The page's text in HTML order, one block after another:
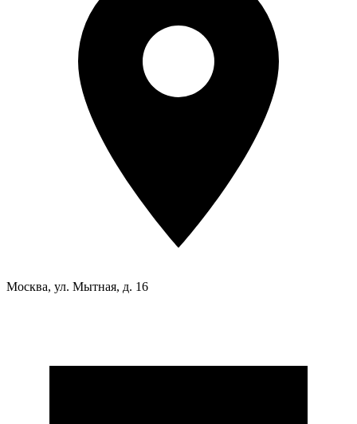
Москва, ул. Мытная, д. 16